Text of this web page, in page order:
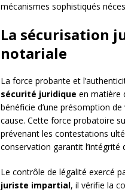
mécanismes sophistiqués
La sécurisation
notariale
La force probante et
sécurité juridique en matière
bénéficie d’une présomption
cause. Cette force probatoire
prévenant les contestations
conservation garantit
Le contrôle de légalité exercé
juriste impartial, il vérifie la